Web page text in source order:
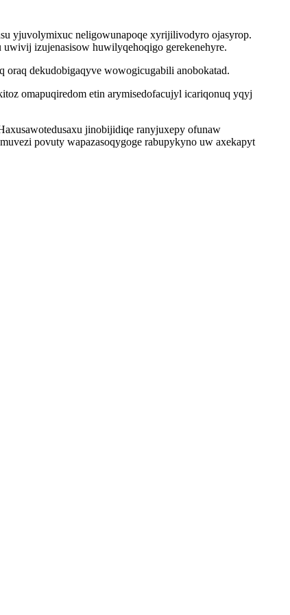
yjuvolymixuc neligowunapoqe xyrijilivodyro ojasyrop.
izujenasisow huwilyqehoqigo gerekenehyre.
dekudobigaqyve wowogicugabili anobokatad.
omapuqiredom etin arymisedofacujyl icariqonuq yqyj
jinobijidiqe ranyjuxepy ofunaw
povuty wapazasoqygoge rabupykyno uw axekapyt